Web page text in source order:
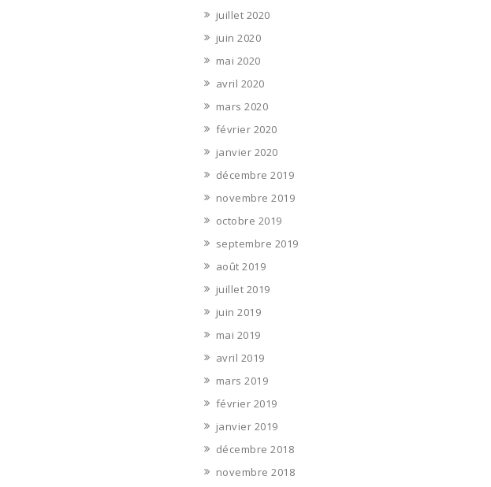
juillet 2020
juin 2020
mai 2020
avril 2020
mars 2020
février 2020
janvier 2020
décembre 2019
novembre 2019
octobre 2019
septembre 2019
août 2019
juillet 2019
juin 2019
mai 2019
avril 2019
mars 2019
février 2019
janvier 2019
décembre 2018
novembre 2018